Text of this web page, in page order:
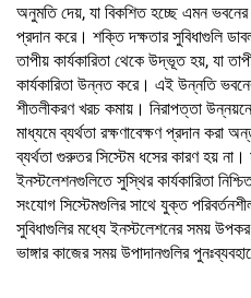
অনুমতি দেয়, যা বিকশিত হচ্ছে এমন
প্রদান করে। শক্তি দক্ষতার সুবিধাগুলি
তাপীয় কার্যকারিতা থেকে উদ্ভূত হয়, যা
কার্যকারিতা উন্নত করে। এই উন্নতি
শীতলীকরণ খরচ কমায়। নিরাপত্তা
মাধ্যমে ব্যর্থতা রক্ষণাবেক্ষণ প্রদান করা
ব্যর্থতা গুরুতর সিস্টেম ধসের কারণ হয়
ইনস্টলেশনগুলিতে সুস্থির কার্যকারিতা
সংযোগ সিস্টেমগুলির সাথে যুক্ত
সুবিধাগুলির মধ্যে ইনস্টলেশনের সময়
ভাঙ্গার কাজের সময় উপাদানগুলির